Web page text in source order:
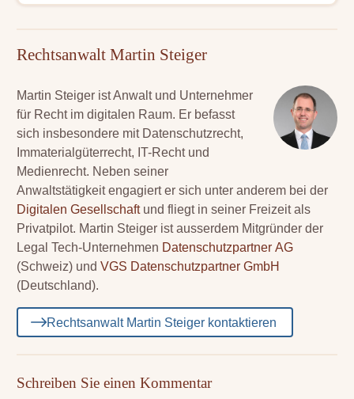
Rechtsanwalt Martin Steiger
Martin Steiger ist Anwalt und Unternehmer
für Recht im digitalen Raum. Er befasst
sich insbesondere mit Datenschutzrecht,
Immaterialgüterrecht, IT-Recht und
Medienrecht. Neben seiner
Anwaltstätigkeit engagiert er sich unter anderem bei der
Digitalen Gesellschaftund fliegt in seiner Freizeit als
Privatpilot. Martin Steiger ist ausserdem Mitgründer der
Legal Tech-Unternehmen Datenschutzpartner AG
(Schweiz) undVGS Datenschutzpartner GmbH
(Deutschland).
Rechtsanwalt Martin Steiger kontaktieren
Schreiben Sie einen Kommentar